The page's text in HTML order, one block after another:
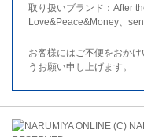
取り扱いブランド：After
Love&Peace&Money、
お客様にはご不便をおか
うお願い申し上げます。